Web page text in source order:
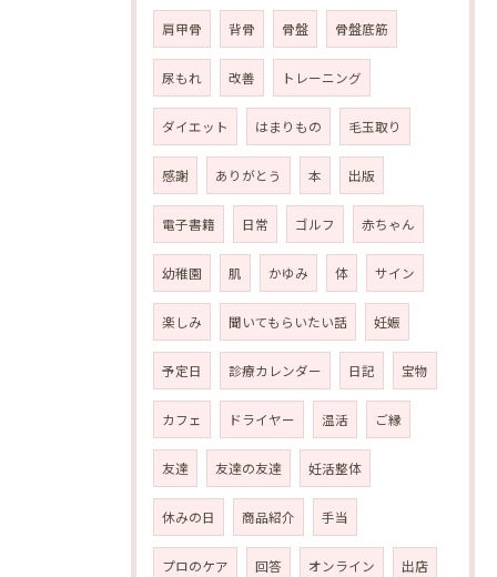
肩甲骨 背骨 骨盤 骨盤底筋
尿もれ 改善 トレーニング
ダイエット はまりもの 毛玉取り
感謝 ありがとう 本 出版
電子書籍 日常 ゴルフ 赤ちゃん
幼稚園 肌 かゆみ 体 サイン
楽しみ 聞いてもらいたい話 妊娠
予定日 診療カレンダー 日記 宝物
カフェ ドライヤー 温活 ご縁
友達 友達の友達 妊活整体
休みの日 商品紹介 手当
プロのケア 回答 オンライン 出店